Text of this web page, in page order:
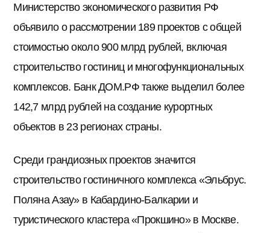
Министерство экономического развития РФ
объявило о рассмотрении 189 проектов с общей
стоимостью около 900 млрд рублей, включая
строительство гостиниц и многофункциональных
комплексов. Банк ДОМ.РФ также выделил более
142,7 млрд рублей на создание курортных
объектов в 23 регионах страны.
Среди грандиозных проектов значится
строительство гостиничного комплекса «Эльбрус.
Поляна Азау» в Кабардино-Балкарии и
туристического кластера «Прокшино» в Москве.